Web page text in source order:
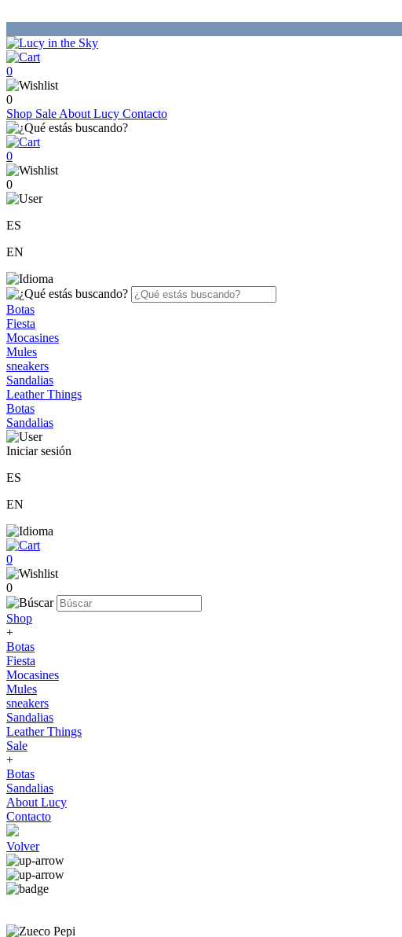
0
0
Shop Sale About Lucy Contacto
0
0
ES
EN
Botas
Fiesta
Mocasines
Mules
sneakers
Sandalias
Leather Things
Botas
Sandalias
Iniciar sesión
ES
EN
0
0
Shop
+
Botas
Fiesta
Mocasines
Mules
sneakers
Sandalias
Leather Things
Sale
+
Botas
Sandalias
About Lucy
Contacto
Volver